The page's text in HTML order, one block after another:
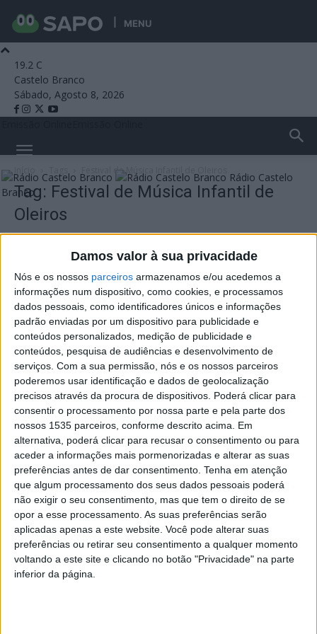
MENU
Damos valor à sua privacidade
Nós e os nossos parceiros armazenamos e/ou acedemos a
informações num dispositivo, como cookies, e processamos
dados pessoais, como identificadores únicos e informações
padrão enviadas por um dispositivo para publicidade e
conteúdos personalizados, medição de publicidade e
conteúdos, pesquisa de audiências e desenvolvimento de
serviços. Com a sua permissão, nós e os nossos parceiros
poderemos usar identificação e dados de geolocalização
precisos através da procura de dispositivos. Poderá clicar para
consentir o processamento por nossa parte e pela parte dos
nossos 1535 parceiros, conforme descrito acima. Em
alternativa, poderá clicar para recusar o consentimento ou para
aceder a informações mais pormenorizadas e alterar as suas
preferências antes de dar consentimento. Tenha em atenção
que algum processamento dos seus dados pessoais poderá
não exigir o seu consentimento, mas que tem o direito de se
opor a esse processamento. As suas preferências serão
aplicadas apenas a este website. Você pode alterar suas
preferências ou retirar seu consentimento a qualquer momento
voltando a este site e clicando no botão "Privacidade" na parte
inferior da página.
19.2 C
Castelo Branco
Sábado, Agosto 8, 2026
Rádio Castelo
Branco
Festival de Música Infantil de Oleiros
Tag: Festival de Música Infantil de
Oleiros
II FestivOl enche Multiusos com
musicalidade dos anos 80
Rádio Castelo Branco - 7 de Junho, 2023
PUBLICIDADE
PUBLICIDADE